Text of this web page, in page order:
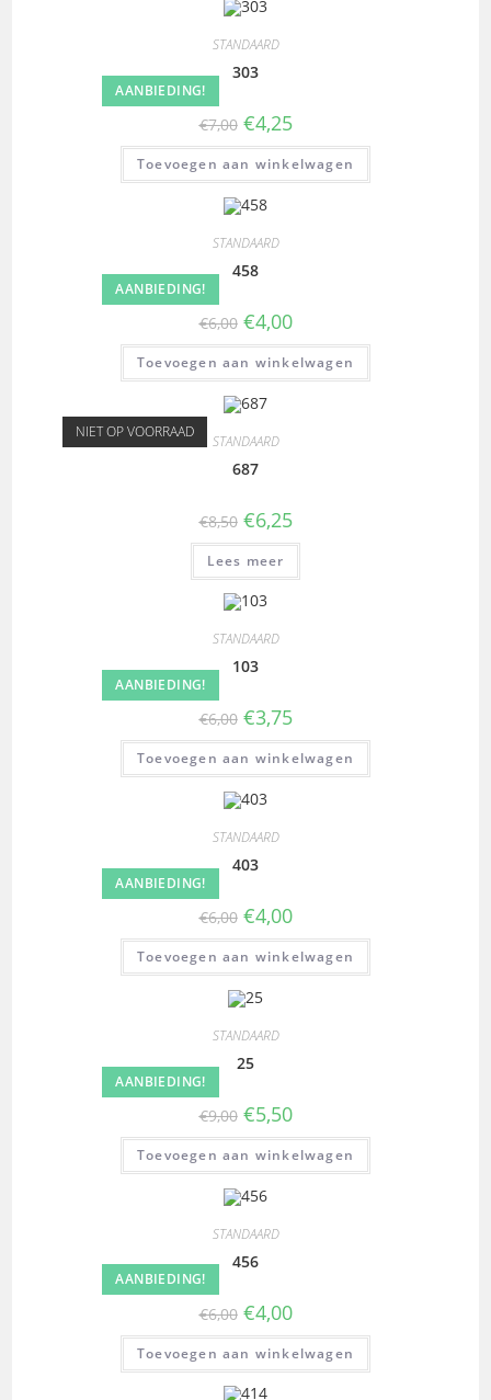
AANBIEDING!
STANDAARD
303
€7,00 €4,25
Toevoegen aan winkelwagen
AANBIEDING!
STANDAARD
458
€6,00 €4,00
Toevoegen aan winkelwagen
NIET OP VOORRAAD STANDAARD
687
€8,50 €6,25
Lees meer
AANBIEDING!
STANDAARD
103
€6,00 €3,75
Toevoegen aan winkelwagen
AANBIEDING!
STANDAARD
403
€6,00 €4,00
Toevoegen aan winkelwagen
AANBIEDING!
STANDAARD
25
€9,00 €5,50
Toevoegen aan winkelwagen
AANBIEDING!
STANDAARD
456
€6,00 €4,00
Toevoegen aan winkelwagen